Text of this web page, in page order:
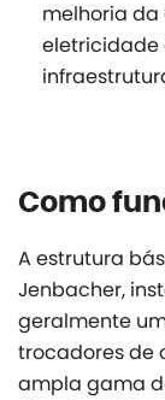
melhoria
eletricidade
Como
A estrutura
Jenbacher,
geralmente
trocadores de
ampla gama